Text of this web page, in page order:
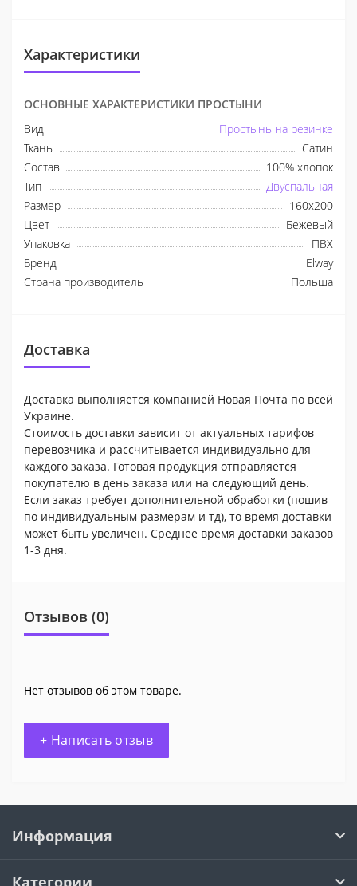
Характеристики
ОСНОВНЫЕ ХАРАКТЕРИСТИКИ ПРОСТЫНИ
Вид
Простынь на резинке
Ткань
Сатин
Состав
100% хлопок
Тип
Двуспальная
Размер
160х200
Цвет
Бежевый
Упаковка
ПВХ
Бренд
Elway
Страна производитель
Польша
Доставка
Доставка выполняется компанией Новая Почта по всей
Украине.
Стоимость доставки зависит от актуальных тарифов
перевозчика и рассчитывается индивидуально для
каждого заказа. Готовая продукция отправляется
покупателю в день заказа или на следующий день.
Если заказ требует дополнительной обработки (пошив
по индивидуальным размерам и тд), то время доставки
может быть увеличен. Среднее время доставки заказов
1-3 дня.
Отзывов (0)
Нет отзывов об этом товаре.
+ Написать отзыв
Информация
Категории